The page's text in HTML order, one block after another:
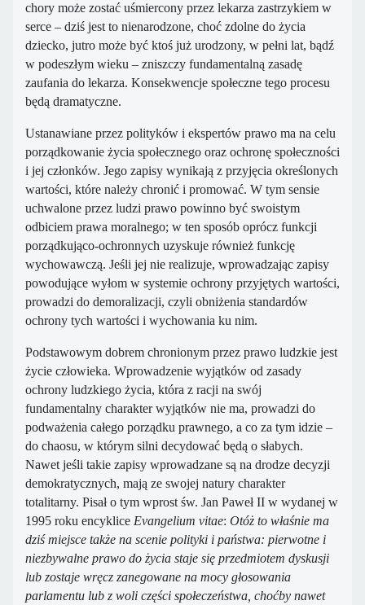
chory może zostać uśmiercony przez lekarza zastrzykiem w
serce – dziś jest to nienarodzone, choć zdolne do życia
dziecko, jutro może być ktoś już urodzony, w pełni lat, bądź
w podeszłym wieku – zniszczy fundamentalną zasadę
zaufania do lekarza. Konsekwencje społeczne tego procesu
będą dramatyczne.
Ustanawiane przez polityków i ekspertów prawo ma na celu
porządkowanie życia społecznego oraz ochronę społeczności
i jej członków. Jego zapisy wynikają z przyjęcia określonych
wartości, które należy chronić i promować. W tym sensie
uchwalone przez ludzi prawo powinno być swoistym
odbiciem prawa moralnego; w ten sposób oprócz funkcji
porządkująco-ochronnych uzyskuje również funkcję
wychowawczą. Jeśli jej nie realizuje, wprowadzając zapisy
powodujące wyłom w systemie ochrony przyjętych wartości,
prowadzi do demoralizacji, czyli obniżenia standardów
ochrony tych wartości i wychowania ku nim.
Podstawowym dobrem chronionym przez prawo ludzkie jest
życie człowieka. Wprowadzenie wyjątków od zasady
ochrony ludzkiego życia, która z racji na swój
fundamentalny charakter wyjątków nie ma, prowadzi do
podważenia całego porządku prawnego, a co za tym idzie –
do chaosu, w którym silni decydować będą o słabych.
Nawet jeśli takie zapisy wprowadzane są na drodze decyzji
demokratycznych, mają ze swojej natury charakter
totalitarny. Pisał o tym wprost św. Jan Paweł II w wydanej w
1995 roku encyklice Evangelium vitae: Otóż to właśnie ma
dziś miejsce także na scenie polityki i państwa: pierwotne i
niezbywalne prawo do życia staje się przedmiotem dyskusji
lub zostaje wręcz zanegowane na mocy głosowania
parlamentu lub z woli części społeczeństwa, choćby nawet